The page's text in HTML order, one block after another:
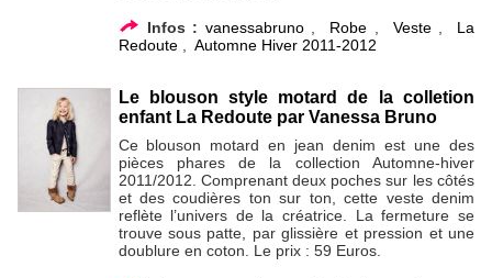
Infos : vanessabruno, Robe , Veste, La
Redoute, Automne Hiver 2011-2012
Le blouson style motard de la colletion
enfant La Redoute par Vanessa Bruno
Ce blouson motard en jean denim est une des
pièces phares de la collection Automne-hiver
2011/2012. Comprenant deux poches sur les côtés
et des coudières ton sur ton, cette veste denim
reflète l’univers de la créatrice. La fermeture se
trouve sous patte, par glissière et pression et une
doublure en coton. Le prix : 59 Euros.